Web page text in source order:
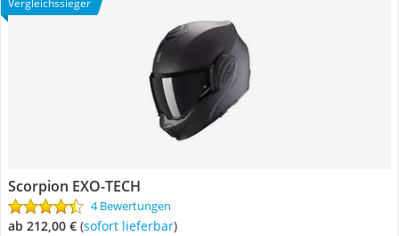
Vergleichssieger
Scorpion EXO-TECH
4 Bewertungen
ab 212,00 € ( Sofort lieferbar)